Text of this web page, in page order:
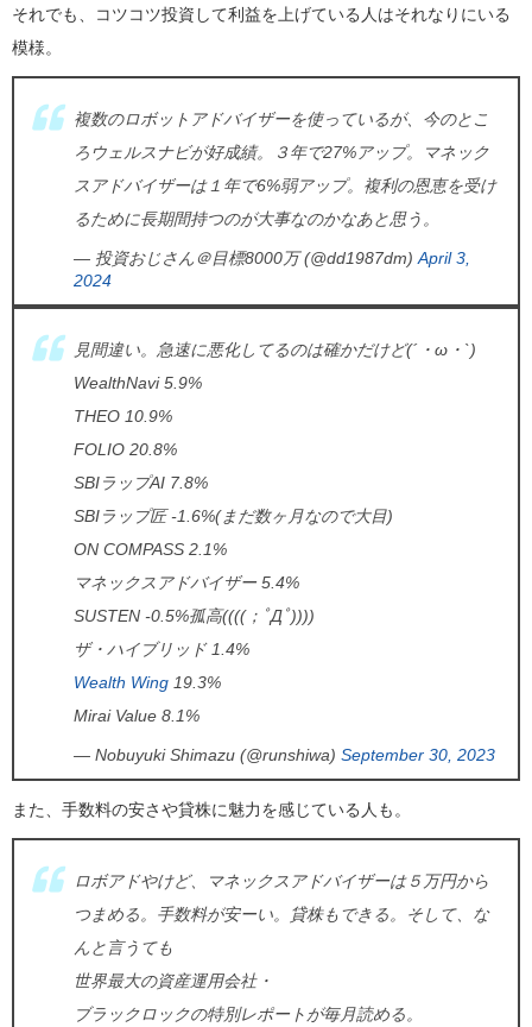
それでも、コツコツ投資して利益を上げている人はそれなりにいる
模様。
複数のロボットアドバイザーを使っているが、今のとこ
ろウェルスナビが好成績。３年で27%アップ。マネック
スアドバイザーは１年で6%弱アップ。複利の恩恵を受け
るために長期間持つのが大事なのかなあと思う。
— 投資おじさん＠目標8000万 (@dd1987dm) April 3,
2024
見間違い。急速に悪化してるのは確かだけど(´・ω・`)
WealthNavi 5.9%
THEO 10.9%
FOLIO 20.8%
SBIラップAI 7.8%
SBIラップ匠 -1.6%(まだ数ヶ月なので大目)
ON COMPASS 2.1%
マネックスアドバイザー 5.4%
SUSTEN -0.5%孤高((((；ﾟДﾟ))))
ザ・ハイブリッド 1.4%
Wealth Wing 19.3%
Mirai Value 8.1%
— Nobuyuki Shimazu (@runshiwa) September 30, 2023
また、手数料の安さや貸株に魅力を感じている人も。
ロボアドやけど、マネックスアドバイザーは５万円から
つまめる。手数料が安ーい。貸株もできる。そして、な
んと言うても
世界最大の資産運用会社・
ブラックロックの特別レポートが毎月読める。